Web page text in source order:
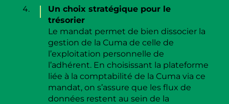
Un choix stratégique pour le
trésorier
Le mandat permet de bien dissocier la
gestion de la Cuma de celle de
l’exploitation personnelle de
l’adhérent. En choisissant la plateforme
liée à la comptabilité de la Cuma via ce
mandat, on s’assure que les flux de
données restent au sein de la